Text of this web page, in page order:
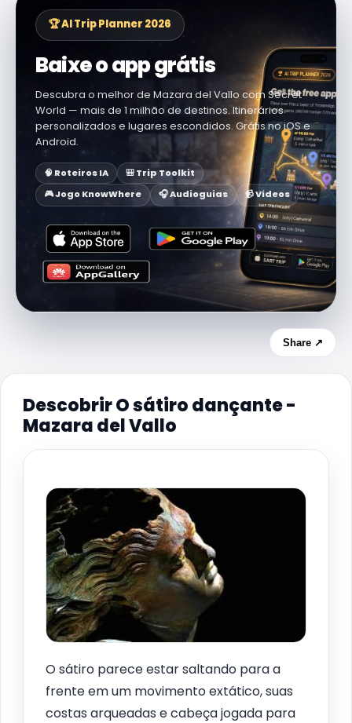
🏆 AI Trip Planner 2026
Baixe o app grátis
Descubra o melhor de Mazara del Vallo com Secret
World — mais de 1 milhão de destinos. Itinerários
personalizados e lugares escondidos. Grátis no iOS e
Android.
🧠 Roteiros IA
🎒 Trip Toolkit
🎮 Jogo KnowWhere
🎧 Audioguias 📹 Vídeos
Share ↗
Descobrir O sátiro dançante -
Mazara del Vallo
O sátiro parece estar saltando para a
frente em um movimento extático, suas
costas arqueadas e cabeça jogada para